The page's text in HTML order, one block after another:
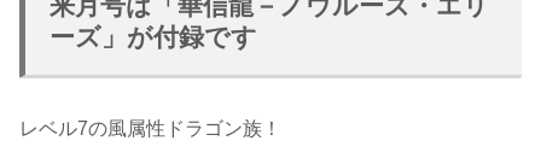
来月号は「華信龍－ノウルーズ・エリ
ーズ」が付録です
レベル7の風属性ドラゴン族！